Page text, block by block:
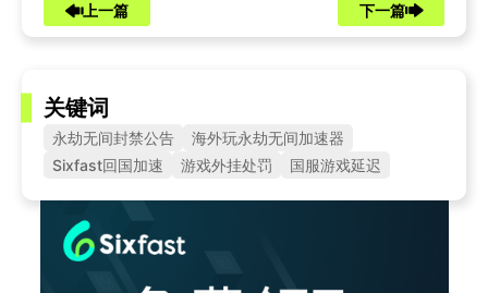
上一篇 下一篇
关键词
永劫无间封禁公告
海外玩永劫无间加速器
Sixfast回国加速
游戏外挂处罚 国服游戏延迟